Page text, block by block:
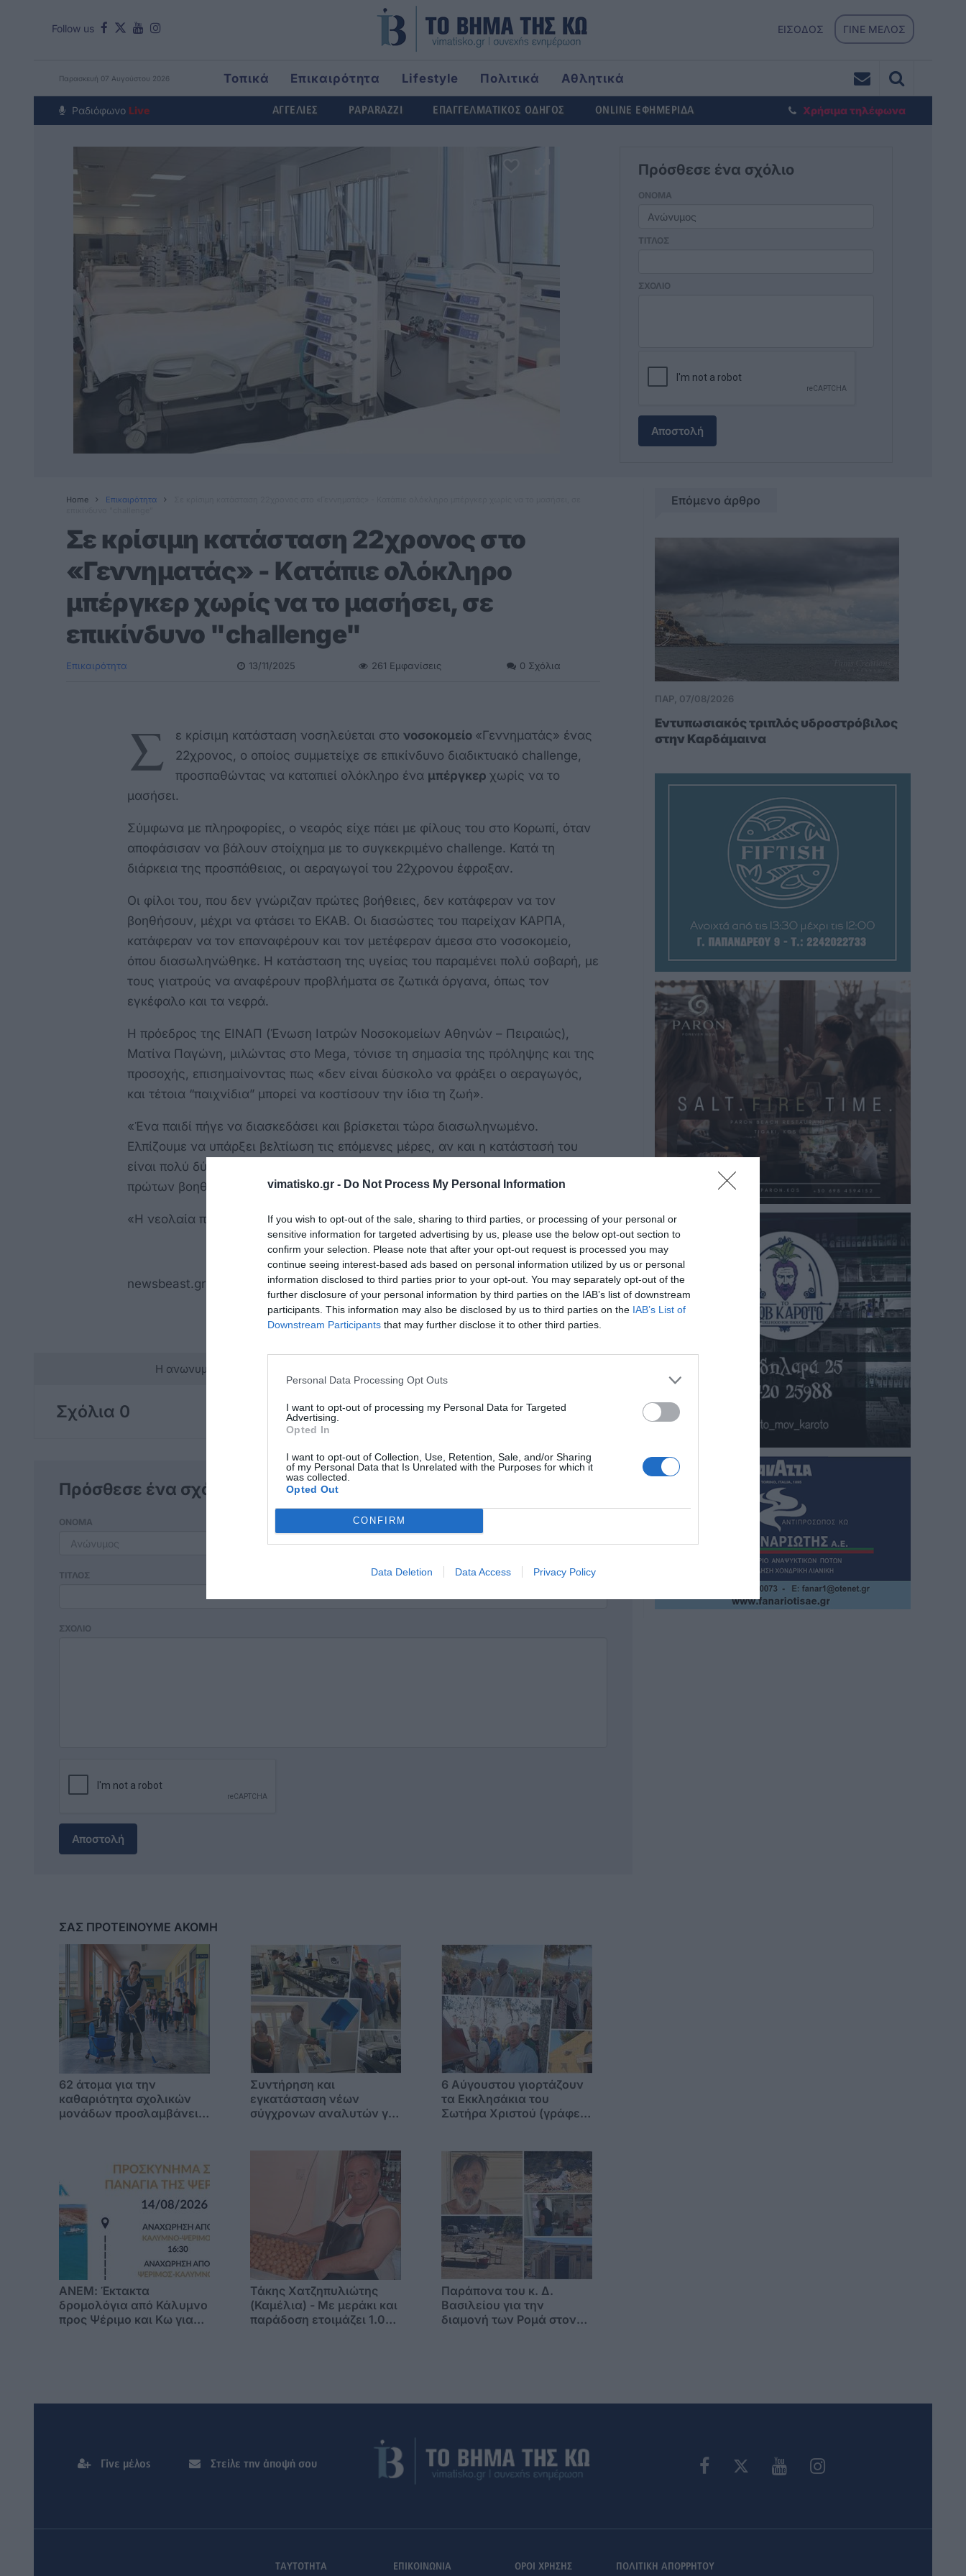
vimatisko.gr - Do Not Process My Personal Information
If you wish to opt-out of the sale, sharing to third parties, or processing of your personal or
sensitive information for targeted advertising by us, please use the below opt-out section to
confirm your selection. Please note that after your opt-out request is processed you may
continue seeing interest-based ads based on personal information utilized by us or personal
information disclosed to third parties prior to your opt-out. You may separately opt-out of the
further disclosure of your personal information by third parties on the IAB’s list of downstream
participants. This information may also be disclosed by us to third parties on the IAB’s List of
Downstream Participants that may further disclose it to other third parties.
Personal Data Processing Opt Outs
I want to opt-out of processing my Personal Data for Targeted
Advertising.
Opted In
I want to opt-out of Collection, Use, Retention, Sale, and/or Sharing
of my Personal Data that Is Unrelated with the Purposes for which it
was collected.
Opted Out
CONFIRM
Data Deletion Data Access Privacy Policy
Follow us ΕΙΣΟΔΟΣ ΓΙΝΕ ΜΕΛΟΣ
Παρασκευή 07 Αυγούστου 2026 Τοπικά Επικαιρότητα Lifestyle Πολιτικά
Αθλητικά
Around The World
Ραδιόφωνο Live ΑΓΓΕΛΙΕΣ PAPARAZZI ΕΠΑΓΓΕΛΜΑΤΙΚΟΣ ΟΔΗΓΟΣ ONLINE ΕΦΗΜΕΡΙΔΑ Χρήσιμα τηλέφωνα
Πρόσθεσε ένα σχόλιο
ΟΝΟΜΑ
ΤΙΤΛΟΣ
ΣΧΟΛΙΟ
Αποστολή
Home Επικαιρότητα
Σε κρίσιμη κατάσταση 22χρονος στο
«Γεννηματάς» - Κατάπιε ολόκληρο
μπέργκερ χωρίς να το μασήσει, σε
επικίνδυνο "challenge"
Επικαιρότητα 13/11/2025 261 Εμφανίσεις 0 Σχόλια
Σ ε κρίσιμη κατάσταση νοσηλεύεται στο νοσοκομείο «Γεννηματάς» ένας
22χρονος, ο οποίος συμμετείχε σε επικίνδυνο διαδικτυακό challenge,
προσπαθώντας να καταπιεί ολόκληρο ένα μπέργκερ χωρίς να το
μασήσει.
Σύμφωνα με πληροφορίες, ο νεαρός είχε πάει με φίλους του στο Κορωπί, όταν
αποφάσισαν να βάλουν στοίχημα με το συγκεκριμένο challenge. Κατά τη
διάρκεια της προσπάθειας, οι αεραγωγοί του 22χρονου έφραξαν.
Οι φίλοι του, που δεν γνώριζαν πρώτες βοήθειες, δεν κατάφεραν να τον
βοηθήσουν, μέχρι να φτάσει το ΕΚΑΒ. Οι διασώστες του παρείχαν ΚΑΡΠΑ,
κατάφεραν να τον επαναφέρουν και τον μετέφεραν άμεσα στο νοσοκομείο,
όπου διασωληνώθηκε. Η κατάσταση της υγείας του παραμένει πολύ σοβαρή, με
τους γιατρούς να αναφέρουν προβλήματα σε ζωτικά όργανα, όπως τον
εγκέφαλο και τα νεφρά.
Η πρόεδρος της ΕΙΝΑΠ (Ένωση Ιατρών Νοσοκομείων Αθηνών – Πειραιώς),
Ματίνα Παγώνη, μιλώντας στο Mega, τόνισε τη σημασία της πρόληψης και της
προσοχής, επισημαίνοντας πως «δεν είναι δύσκολο να φράξει ο αεραγωγός,
και τέτοια “παιχνίδια” μπορεί να κοστίσουν την ίδια τη ζωή».
«Ένα παιδί πήγε να διασκεδάσει και βρίσκεται τώρα διασωληνωμένο.
Ελπίζουμε να υπάρξει βελτίωση τις επόμενες μέρες, αν και η κατάστασή του
είναι πολύ δύσκολη», ανέφερε η κ. Παγώνη, προσθέτοντας ότι η γνώση
πρώτων βοηθειών είναι ζωτικής σημασίας για όλους.
«Η νεολαία πρέπει να είναι πιο προσεκτική», τόνισε.
newsbeast.gr
Η ανωνυμία είναι το καλύτερο κρησφύγετο δειλίας και χυδαιότητας!
Σχόλια 0
Πρόσθεσε ένα σχόλιο
ΟΝΟΜΑ
ΤΙΤΛΟΣ
ΣΧΟΛΙΟ
Αποστολή
ΣΑΣ ΠΡΟΤΕΙΝΟΥΜΕ ΑΚΟΜΗ
62 άτομα για την
καθαριότητα σχολικών
μονάδων προσλαμβάνει ο
Συντήρηση και
εγκατάσταση νέων
σύγχρονων αναλυτών για
6 Αύγουστου γιορτάζουν
τα Εκκλησάκια του
Σωτήρα Χριστού (γράφει
ΑΝΕΜ: Έκτακτα
δρομολόγια από Κάλυμνο
προς Ψέριμο και Κω για
Τάκης Χατζηπυλιώτης
(Καμέλια) - Με μεράκι και
παράδοση ετοιμάζει 1.000
Παράπονα του κ. Δ.
Βασιλείου για την
διαμονή των Ρομά στον
Επόμενο άρθρο
ΠΑΡ, 07/08/2026
Εντυπωσιακός τριπλός υδροστρόβιλος
στην Καρδάμαινα
Γίνε μέλος Στείλε την άποψή σου
ΤΑΥΤΟΤΗΤΑ ΕΠΙΚΟΙΝΩΝΙΑ ΟΡΟΙ ΧΡΗΣΗΣ ΠΟΛΙΤΙΚΗ ΑΠΟΡΡΗΤΟΥ